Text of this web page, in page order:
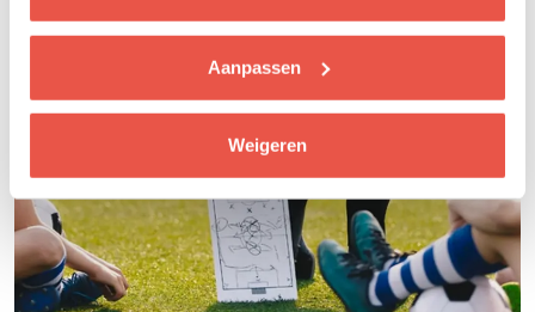
Aanpassen
Weigeren